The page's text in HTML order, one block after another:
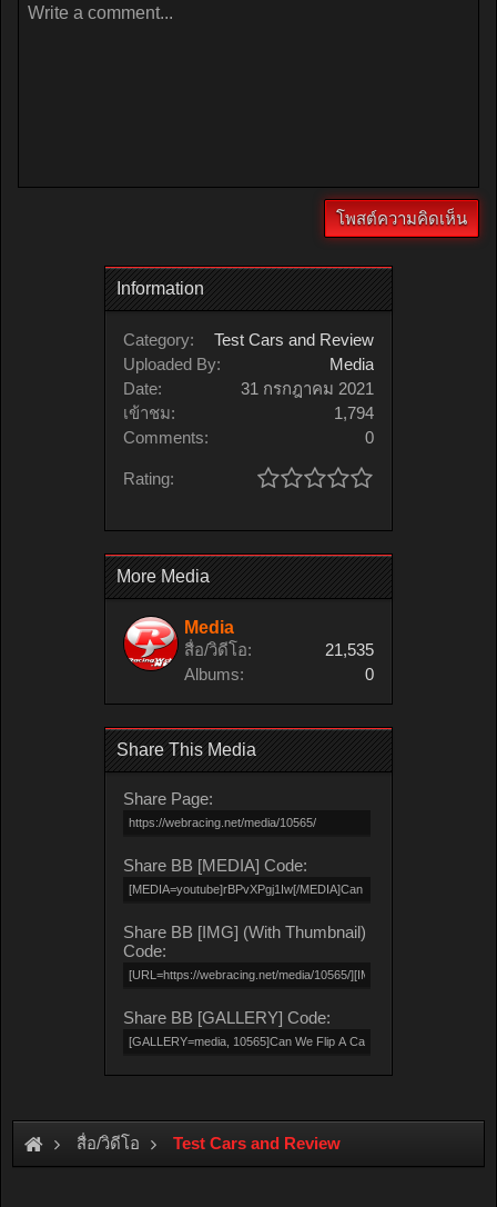
Write a comment...
Information
Category:
Test Cars and Review
Uploaded By:
Media
Date:
31 กรกฎาคม 2021
เข้าชม:
1,794
Comments:
0
Rating:
More Media
Media
สื่อ/วิดีโอ:
21,535
Albums:
0
Share This Media
Share Page:
Share BB [MEDIA] Code:
Share BB [IMG] (With Thumbnail)
Code:
Share BB [GALLERY] Code:
สื่อ/วิดีโอ Test Cars and Review